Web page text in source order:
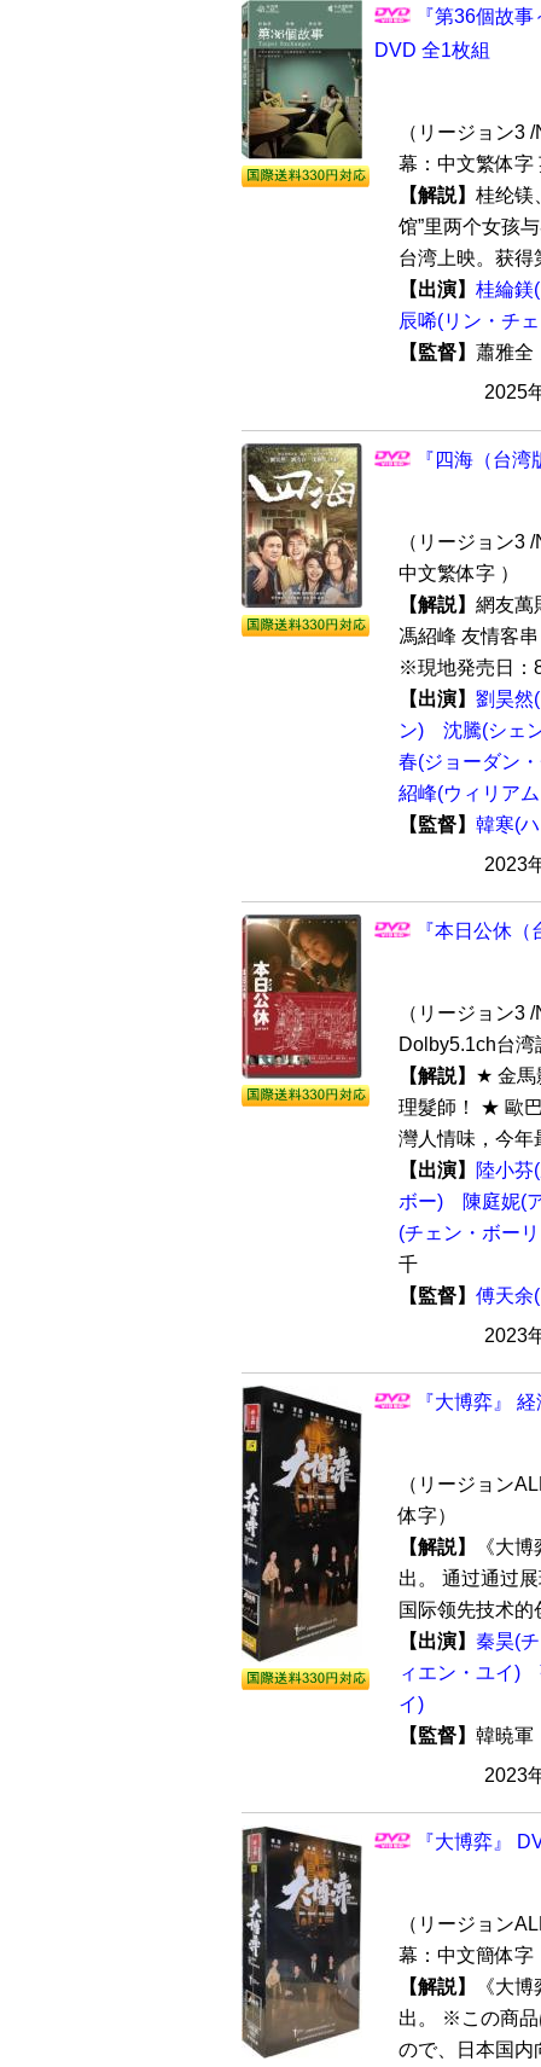
『第36個故
DVD 全1枚組
（リージョン3
幕：中文繁体字
【解説】 桂纶镁
馆”里两个女孩
台湾上映。获得
【出演】 桂綸鎂
辰唏(リン・チ
【監督】 蕭雅
2025
『四海（台
（リージョン3
中文繁体字 ）
【解説】 網友萬
馮紹峰 友情客
※現地発売日：
【出演】 劉昊然
ン)
沈騰(シェ
春(ジョーダン
紹峰(ウィリア
【監督】 韓寒(
2023
『本日公休
（リージョン3
Dolby5.1ch台
【解説】 ★ 金馬
理髮師！ ★ 歐
灣人情味，今
【出演】
陸小芬
ボー)
陳庭妮(
(チェン・ボー
千
【監督】 傅天余
2023
『大博弈』
（リージョン
体字）
【解説】
《大
出。 通过通过
国际领先技术的
【出演】 秦昊(
ィエン・ユイ)
イ)
【監督】 韓暁
2023
『大博弈』
（リージョン
幕：中文簡体字
【解説】
《大
出。 ※この商品
ので、日本国内